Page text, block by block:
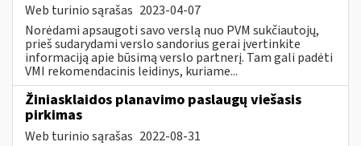
Web turinio sąrašas 2023-04-07
Norėdami apsaugoti savo verslą nuo PVM sukčiautojų,
prieš sudarydami verslo sandorius gerai įvertinkite
informaciją apie būsimą verslo partnerį. Tam gali padėti
VMI rekomendacinis leidinys, kuriame...
Žiniasklaidos planavimo paslaugų viešasis
pirkimas
Web turinio sąrašas 2022-08-31